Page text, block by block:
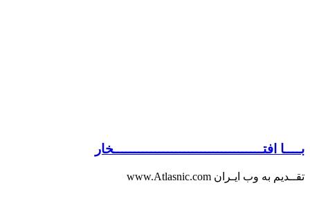
بــــا افتــــــــــــــــــــــــــــــــــــخار
تقــدیم به وب ایـران www.Atlasnic.com